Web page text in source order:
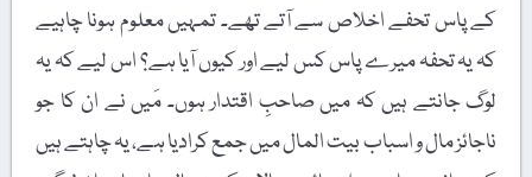
کے پاس تحفے اخلاص سے آتے تھے۔ تمہیں معلوم ہونا چاہیے
کہ یہ تحفہ میرے پاس کس لیے اور کیوں آیا ہے؟ اس لیے کہ یہ
لوگ جانتے ہیں کہ میں صاحبِ اقتدار ہوں۔ مَیں نے ان کا جو
ناجائز مال و اسباب بیت المال میں جمع کرادیا ہے، یہ چاہتے ہیں